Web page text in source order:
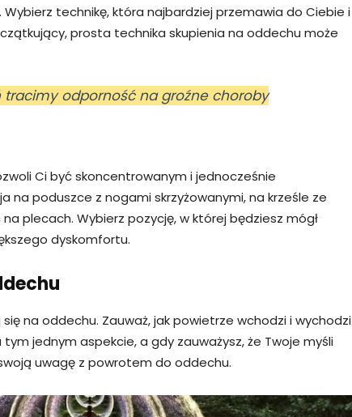
technikę, która najbardziej przemawia do Ciebie i
prosta technika skupienia na oddechu może
tracimy odporność na groźne choroby
Ci być skoncentrowanym i jednocześnie
na poduszce z nogami skrzyżowanymi, na krześle ze
plecach. Wybierz pozycję, w której będziesz mógł
dyskomfortu.
na oddechu. Zauważ, jak powietrze wchodzi i wychodzi
tym jednym aspekcie, a gdy zauważysz, że Twoje myśli
uwagę z powrotem do oddechu.